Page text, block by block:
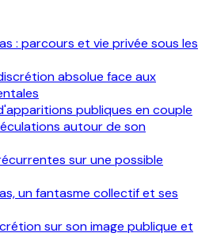
: parcours et vie privée sous les
absolue face aux
publiques en couple
autour de son
sur une possible
un fantasme collectif et ses
sur son image publique et